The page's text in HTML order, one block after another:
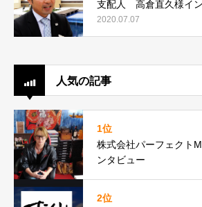
支配人 高倉直久様イ
2020.07.07
人気の記事
1位
株式会社パーフェクト
ンタビュー
2位